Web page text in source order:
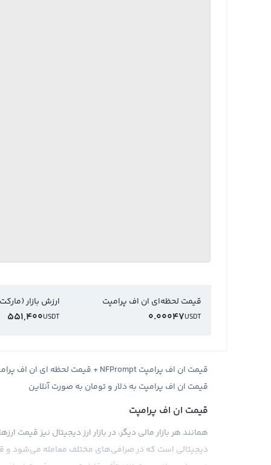
قیمت لحظه‌ای ان اف پرامپت
USDT
0.00047
ارزش بازار
USDT
551,400
قیمت ان اف پرامپت به دلار و تومان به صورت آنلاین
قیمت ان اف پرامپت
همانند هر بازار مالی دیگر، در بازار ارز دیجیتال نیز قیمت
دیجیتالی است که در صرافی‌های مختلف معامله می‌شود و